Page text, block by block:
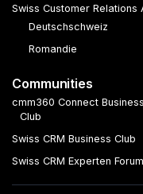
Swiss Customer Relations
Deutschschweiz
Romandie
Communities
cmm360 Connect Business
Club
Swiss CRM Business Club
Swiss CRM Experten Forum